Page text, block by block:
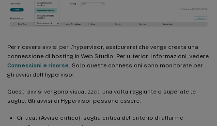
Per ricevere avvisi per l’hypervisor, assicurarsi che venga creata una
connessione di hosting in Web Studio. Per ulteriori informazioni, vedere
Connessioni e risorse. Solo queste connessioni sono monitorate per
gli avvisi dell’hypervisor.
Questi avvisi vengono visualizzati una volta raggiunte o superate le
soglie. Gli avvisi di Hypervisor possono essere:
Critical (Avviso critico): soglia critica del criterio di allarme